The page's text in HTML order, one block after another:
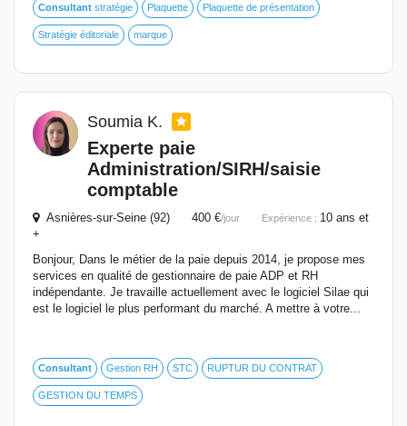
Consultant stratégie Plaquette Plaquette de présentation
Stratégie éditoriale marque
Soumia K.
Experte paie
Administration/SIRH/saisie
comptable
Asnières-sur-Seine (92) 400 €/jour Expérience : 10 ans et
+
Bonjour, Dans le métier de la paie depuis 2014, je propose mes
services en qualité de gestionnaire de paie ADP et RH
indépendante. Je travaille actuellement avec le logiciel Silae qui
est le logiciel le plus performant du marché. A mettre à votre...
Consultant Gestion RH STC RUPTUR DU CONTRAT
GESTION DU TEMPS